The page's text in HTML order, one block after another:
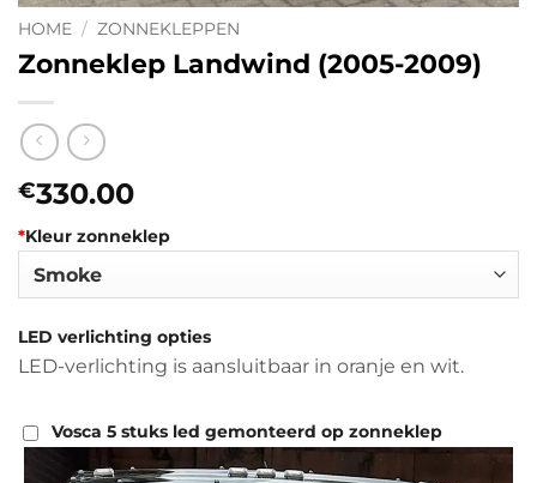
HOME / ZONNEKLEPPEN
Zonneklep Landwind (2005-2009)
€330.00
*Kleur zonneklep
LED verlichting opties
LED-verlichting is aansluitbaar in oranje en wit.
Vosca 5 stuks led gemonteerd op zonneklep